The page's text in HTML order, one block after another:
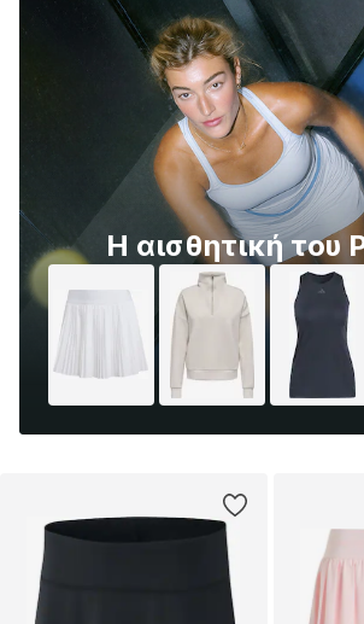
Η αισθητική του